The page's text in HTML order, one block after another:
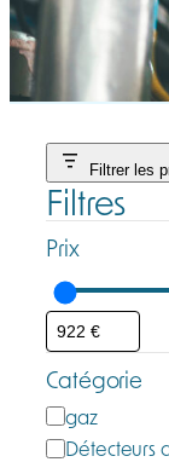
Filtrer les
Filtres
Prix
Catégorie
C
a
gaz
Détecteurs